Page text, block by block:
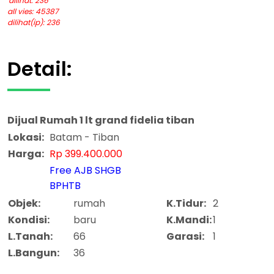
all vies: 45387
dilihat(ip): 236
Detail:
Dijual Rumah 1 lt grand fidelia tiban
Lokasi: Batam - Tiban
Harga: Rp 399.400.000
Free AJB SHGB
BPHTB
Objek:
rumah K.Tidur: 2
Kondisi:
baru K.Mandi:1
L.Tanah:
66 Garasi:
1
L.Bangun:
36